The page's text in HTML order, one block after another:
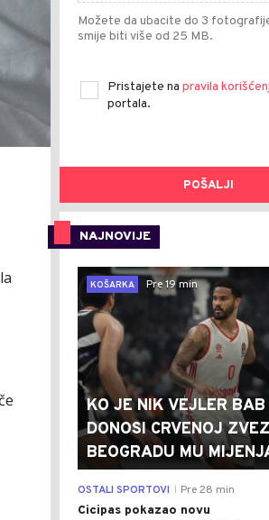
Možete da ubacite do 3
smije biti više od 25 MB.
Pristajete na pravila
portala.
POŠALJI
NAJNOVIJE
KOŠARKA
Pre 19 min
KO JE NIK VEJLER BAB
DONOSI CRVENOJ
BEOGRADU MU
OSTALI SPORTOVI Pre 28 min
Cicipas pokazao novu